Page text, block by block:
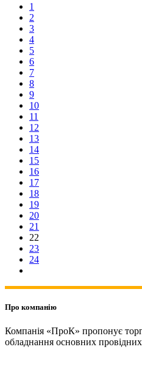
1
2
3
4
5
6
7
8
9
10
11
12
13
14
15
16
17
18
19
20
21
22
23
24
Про компанію
Компанія «ПроК» пропонує
обладнання основних